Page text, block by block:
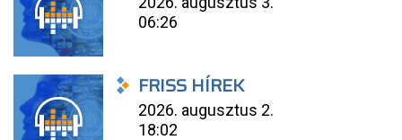
06:26
FRISS HÍREK
2026. augusztus 2.
18:02